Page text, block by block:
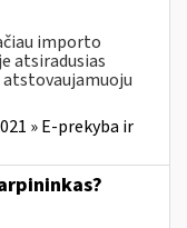
importo
atsiradusias
atstovaujamuoju
» E-prekyba ir